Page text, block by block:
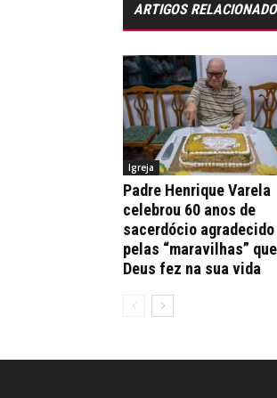
ARTIGOS
Igreja
Padre Henrique Varela
celebrou 60 anos de
sacerdócio agradecido
pelas “maravilhas” que
Deus fez na sua vida